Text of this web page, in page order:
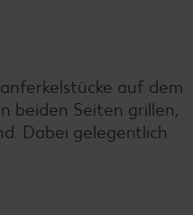
auf dem
beiden Seiten grillen,
Dabei gelegentlich